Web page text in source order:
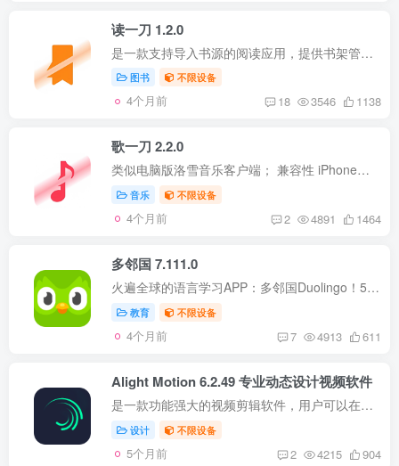
读一刀 1.2.0
是一款支持导入书源的阅读应用，提供书架管理、分类发现、搜索、目录加载、章节阅读与缓存清理等功能的APP。 向日常阅读使用，核心目标是让你通过导入书源后快速完成：找书（分类/搜索），看书...
图书 不限设备
4个月前 18 3546 1138
歌一刀 2.2.0
类似电脑版洛雪音乐客户端； 兼容性 iPhone：iOS 14.0+ iPad：iPadOS 14.0+ 版本说明 更新至最新版； 优化一些问题； 使用说明 安装后打开即可使用； 右下角点击【设置】； 顶部点击【自定义源...
音乐 不限设备
4个月前 2 4891 1464
多邻国 7.111.0
火遍全球的语言学习APP：多邻国Duolingo！5亿用户的选择。 【40多个语种】包含英语、日语、韩语、法语、意大利语、西班牙语等流行语言，还有夏威夷语、威尔士语等小众和濒危语言，甚至有《权力...
教育 不限设备
4个月前 7 4913 611
Alight Motion 6.2.49 专业动态设计视频软件
是一款功能强大的视频剪辑软件，用户可以在移动设备上使用。该软件提供了许多不同的工具和选项，可帮助用户创建专业水平的视频。它提供了许多选项和工具，使用户可以轻松地创建专业级视频，而且...
设计 不限设备
5个月前 2 4215 904